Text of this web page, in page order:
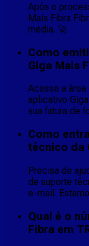
Após o
Mais Fibra
média. 🚀
Como
Giga Mais
Acesse a
aplicativo
sua fatura de
Como
técnico da
Precisa de
de suporte
e-mail.
Qual é o
Fibra em